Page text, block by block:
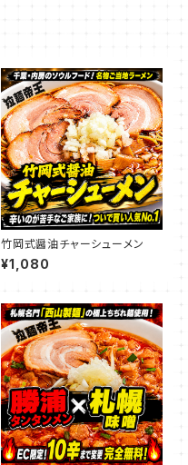
竹岡式醤油チャーシューメン
¥1,080